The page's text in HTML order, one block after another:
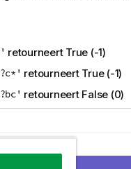
retourneert True (-1)
retourneert True(-1)
retourneert False (0)